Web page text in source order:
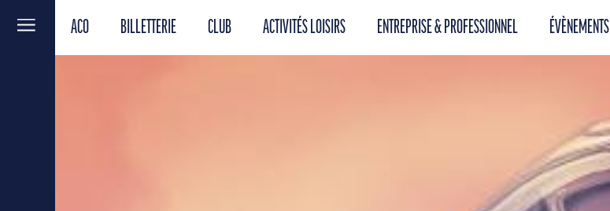
ACO BILLETTERIE CLUB ACTIVITÉS LOISIRS ENTREPRISE & PROFESSIONNEL ÉVÈNEMENTS
Menu